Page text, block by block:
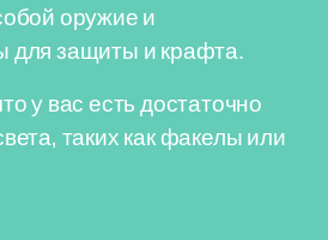
оружие и
для защиты и крафта.
у вас есть достаточно
таких как факелы или